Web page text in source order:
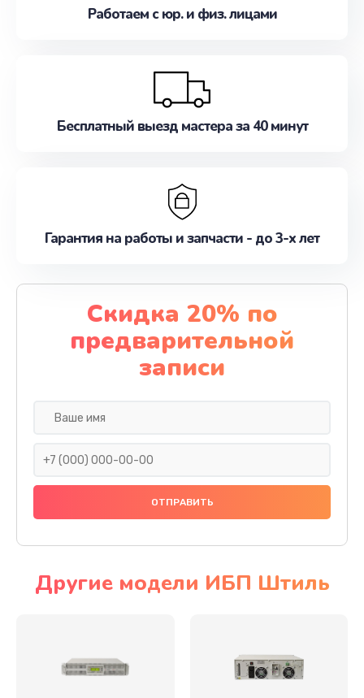
Работаем с юр. и физ. лицами
Бесплатный выезд мастера за 40 минут
Гарантия на работы и запчасти - до 3-х лет
Скидка 20% по
предварительной
записи
Другие модели ИБП Штиль